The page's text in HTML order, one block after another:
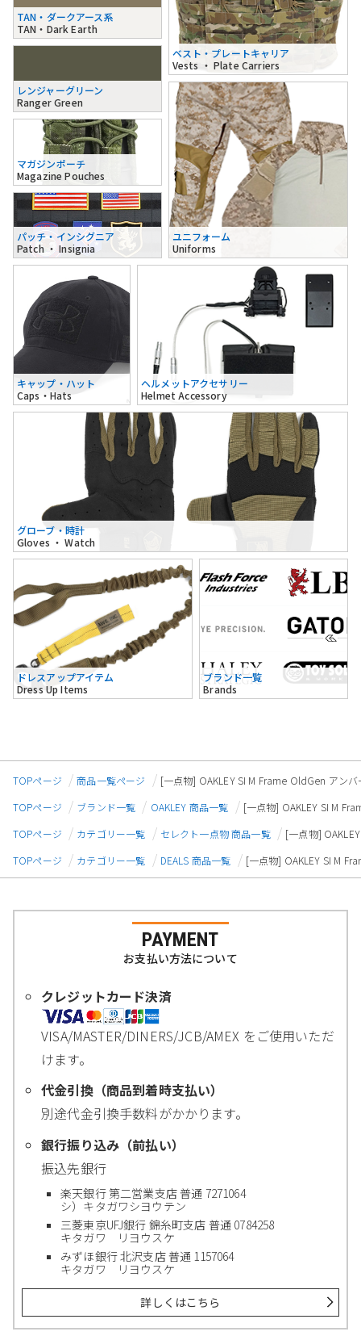
TAN・ダークアース系
TAN・Dark Earth
レンジャーグリーン
Ranger Green
ベスト・プレートキャリア
Vests ・ Plate Carriers
マガジンポーチ
Magazine Pouches
パッチ・インシグニア
Patch ・ Insignia
ユニフォーム
Uniforms
キャップ・ハット
Caps・Hats
ヘルメットアクセサリー
Helmet Accessory
グローブ・時計
Gloves ・ Watch
ドレスアップアイテム
Dress Up Items
ブランド一覧
Brands
TOPページ 商品一覧ページ
[一点物] OAKLEY SI M Frame OldGen アン
TOPページ
ブランド一覧 OAKLEY 商品一覧
[一点物] OAKLEY SI M
TOPページ
カテゴリー一覧 セレクト一点物 商品一覧
[一点物]
TOPページ
カテゴリー一覧 DEALS 商品一覧 [一点物] OAKLEY SI M
PAYMENT
お支払い方法について
クレジットカード決済
VISA/MASTER/DINERS/JCB/AMEX をご使用いただ
けます。
代金引換（商品到着時支払い）
別途代金引換手数料がかかります。
銀行振り込み（前払い）
振込先銀行
楽天銀行 第二営業支店 普通 7271064
シ）キタガワシヨウテン
三菱東京UFJ銀行 錦糸町支店 普通 0784258
キタガワ リヨウスケ
みずほ銀行 北沢支店 普通 1157064
キタガワ リヨウスケ
詳しくはこちら